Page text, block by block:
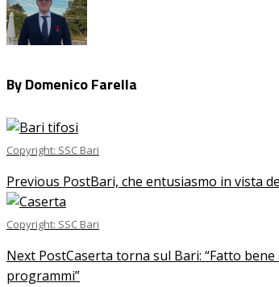
By Domenico Farella
Copyright: SSC Bari
Previous PostBari, che entusiasmo in vista
Copyright: SSC Bari
Next PostCaserta torna sul Bari: “Fatto
programmi”